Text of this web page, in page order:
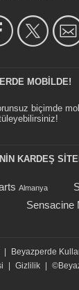
MOBILDE!
biçimde
KARDEŞ
Almanya
Sensacine
| Beyazperde
| Gizlilik |